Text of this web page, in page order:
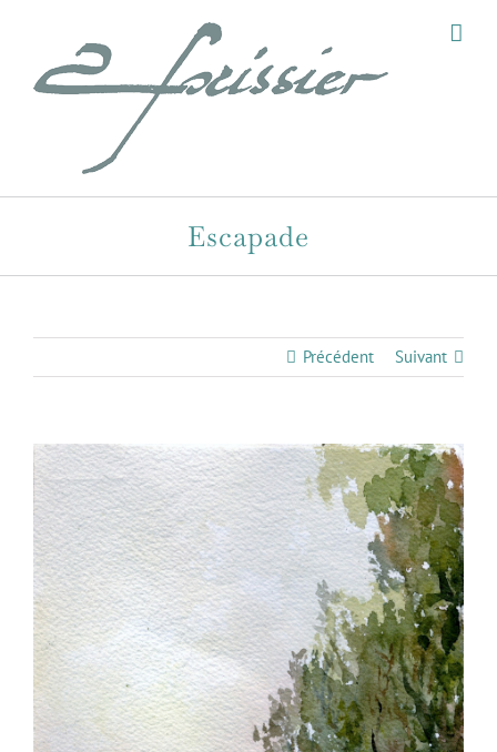
Escapade
Précédent Suivant
View
Larger
Image